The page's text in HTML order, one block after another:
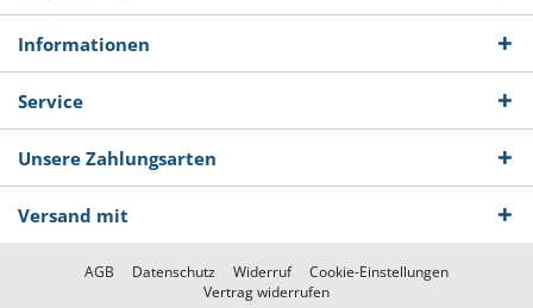
Informationen
Service
Unsere Zahlungsarten
Versand mit
AGB Datenschutz Widerruf
Cookie-Einstellungen
Vertrag widerrufen